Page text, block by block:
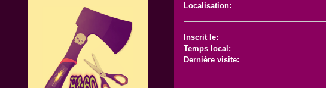
Localisation:
Inscrit le:
Temps local:
Dernière visite: